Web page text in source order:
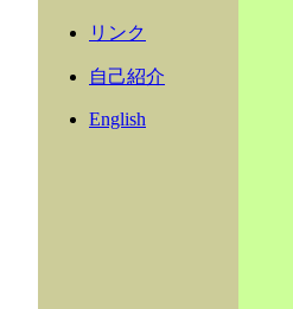
リンク
自己紹介
English